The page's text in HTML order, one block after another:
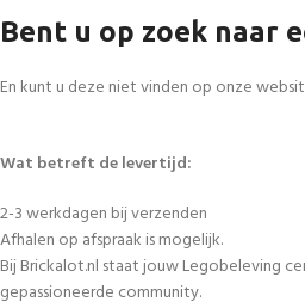
Bent u op zoek naar
En kunt u deze niet vinden op onze
Wat betreft de levertijd:
2-3 werkdagen bij verzenden
Afhalen op afspraak is mogelijk.
Bij Brickalot.nl staat jouw Legobeleving
gepassioneerde community.